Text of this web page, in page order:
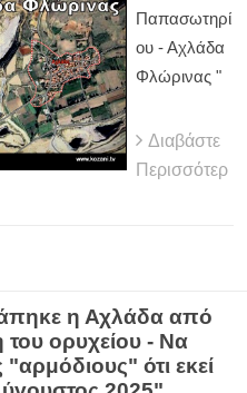
Παπασωτηρί
ου - Αχλάδα
Φλώρινας "
Διαβάστε
Περισσότερ
η Αχλάδα από
του ορυχείου - Να
ότι εκεί